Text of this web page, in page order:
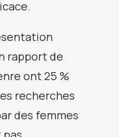
rapport de
ont 25 %
recherches
des femmes